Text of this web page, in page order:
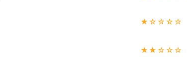
★☆☆☆☆
★★☆☆☆